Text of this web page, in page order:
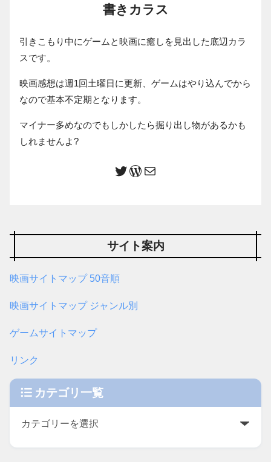
書きカラス
引きこもり中にゲームと映画に癒しを見出した底辺カラ
スです。
映画感想は週1回土曜日に更新、ゲームはやり込んでから
なので基本不定期となります。
マイナー多めなのでもしかしたら掘り出し物があるかも
しれませんよ?
サイト案内
映画サイトマップ 50音順
映画サイトマップ ジャンル別
ゲームサイトマップ
リンク
カテゴリ一覧